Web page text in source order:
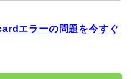
エラーの問題を今すぐ